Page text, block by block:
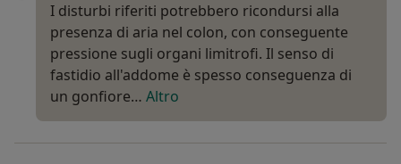
I disturbi riferiti potrebbero ricondursi alla
presenza di aria nel colon, con conseguente
pressione sugli organi limitrofi. Il senso di
fastidio all'addome è spesso conseguenza di
un gonfiore… Altro